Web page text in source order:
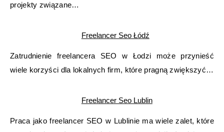
projekty związane…
Freelancer Seo Łódź
Zatrudnienie freelancera SEO w Łodzi może przynieść
wiele korzyści dla lokalnych firm, które pragną zwiększyć…
Freelancer Seo Lublin
Praca jako freelancer SEO w Lublinie ma wiele zalet, które